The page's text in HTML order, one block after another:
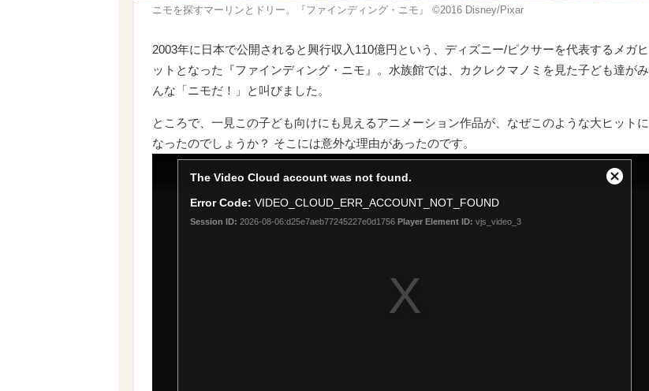
ニモを探すマーリンとドリー。『ファインディング・ニモ』 ©2016 Disney/Pixar
2003年に日本で公開されると興行収入110億円という、ディズニー/ピクサーを代表するメガヒ
ットとなった『ファインディング・ニモ』。水族館では、カクレクマノミを見た子ども達がみ
んな「ニモだ！」と叫びました。
ところで、一見この子ども向けにも見えるアニメーション作品が、なぜこのような大ヒットに
なったのでしょうか？ そこには意外な理由があったのです。